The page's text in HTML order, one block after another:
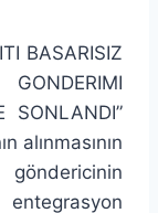
BASARISIZ
SONLANDI”
alınmasının